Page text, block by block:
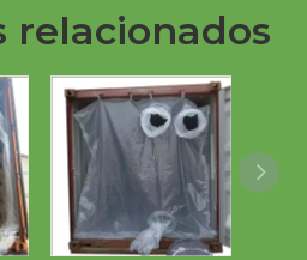
relacionados